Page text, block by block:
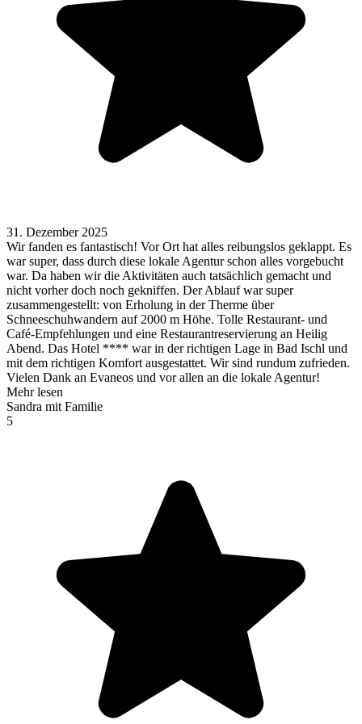
31. Dezember 2025
Wir fanden es fantastisch! Vor Ort hat alles reibungslos geklappt. Es
war super, dass durch diese lokale Agentur schon alles vorgebucht
war. Da haben wir die Aktivitäten auch tatsächlich gemacht und
nicht vorher doch noch gekniffen. Der Ablauf war super
zusammengestellt: von Erholung in der Therme über
Schneeschuhwandern auf 2000 m Höhe. Tolle Restaurant- und
Café-Empfehlungen und eine Restaurantreservierung an Heilig
Abend. Das Hotel **** war in der richtigen Lage in Bad Ischl und
mit dem richtigen Komfort ausgestattet. Wir sind rundum zufrieden.
Vielen Dank an Evaneos und vor allen an die lokale Agentur!
Mehr lesen
Sandra mit Familie
5